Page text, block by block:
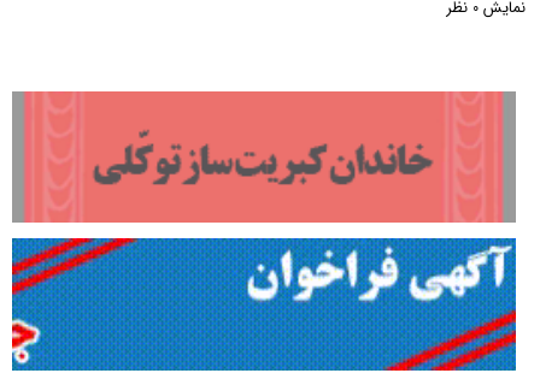
نمایش 0 نظر